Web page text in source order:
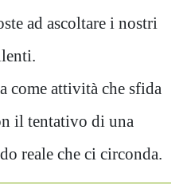
ad ascoltare i nostri
come attività che sfida
il tentativo di una
reale che ci circonda.